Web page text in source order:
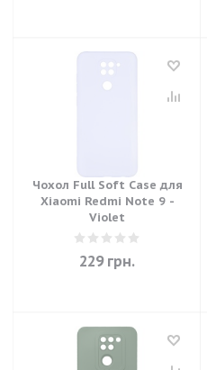
Чохол Full Soft Case для
Xiaomi Redmi Note 9 -
Violet
229грн.